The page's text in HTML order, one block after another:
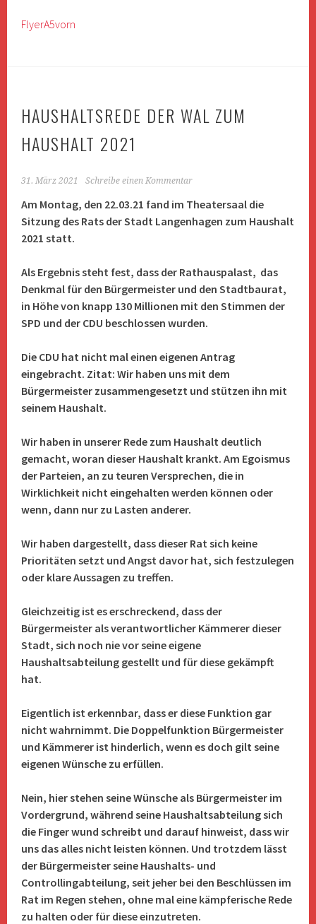
FlyerA5vorn
HAUSHALTSREDE DER WAL ZUM
HAUSHALT 2021
31. März 2021 Schreibe einen Kommentar
Am Montag, den 22.03.21 fand im Theatersaal die
Sitzung des Rats der Stadt Langenhagen zum Haushalt
2021 statt.
Als Ergebnis steht fest, dass der Rathauspalast, das
Denkmal für den Bürgermeister und den Stadtbaurat,
in Höhe von knapp 130 Millionen mit den Stimmen der
SPD und der CDU beschlossen wurden.
Die CDU hat nicht mal einen eigenen Antrag
eingebracht. Zitat: Wir haben uns mit dem
Bürgermeister zusammengesetzt und stützen ihn mit
seinem Haushalt.
Wir haben in unserer Rede zum Haushalt deutlich
gemacht, woran dieser Haushalt krankt. Am Egoismus
der Parteien, an zu teuren Versprechen, die in
Wirklichkeit nicht eingehalten werden können oder
wenn, dann nur zu Lasten anderer.
Wir haben dargestellt, dass dieser Rat sich keine
Prioritäten setzt und Angst davor hat, sich festzulegen
oder klare Aussagen zu treffen.
Gleichzeitig ist es erschreckend, dass der
Bürgermeister als verantwortlicher Kämmerer dieser
Stadt, sich noch nie vor seine eigene
Haushaltsabteilung gestellt und für diese gekämpft
hat.
Eigentlich ist erkennbar, dass er diese Funktion gar
nicht wahrnimmt. Die Doppelfunktion Bürgermeister
und Kämmerer ist hinderlich, wenn es doch gilt seine
eigenen Wünsche zu erfüllen.
Nein, hier stehen seine Wünsche als Bürgermeister im
Vordergrund, während seine Haushaltsabteilung sich
die Finger wund schreibt und darauf hinweist, dass wir
uns das alles nicht leisten können. Und trotzdem lässt
der Bürgermeister seine Haushalts- und
Controllingabteilung, seit jeher bei den Beschlüssen im
Rat im Regen stehen, ohne mal eine kämpferische Rede
zu halten oder für diese einzutreten.